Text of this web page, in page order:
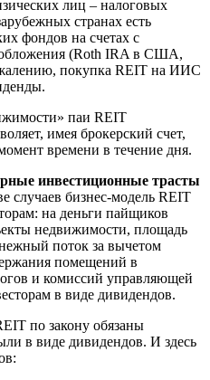
лиц – налоговых
странах есть
фондов на счетах с
(Roth IRA в США,
покупка REIT на ИИС
паи REIT
имея брокерский счет,
времени в течение дня.
инвестиционные трасты
случаев бизнес-модель REIT
на деньги пайщиков
недвижимости, площадь
поток за вычетом
помещений в
и комиссий управляющей
в виде дивидендов.
по закону обязаны
в виде дивидендов. И здесь